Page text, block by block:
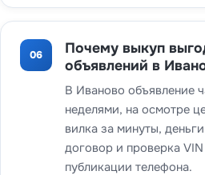
06
Почему выкуп
объявлений в
В Иваново объявление
неделями, на осмотре
вилка за минуты,
договор и проверка
публикации телефона.